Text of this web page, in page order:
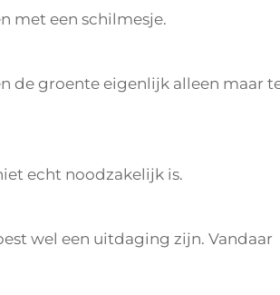
met een schilmesje.
de groente eigenlijk alleen maar
echt noodzakelijk is.
wel een uitdaging zijn. Vandaar